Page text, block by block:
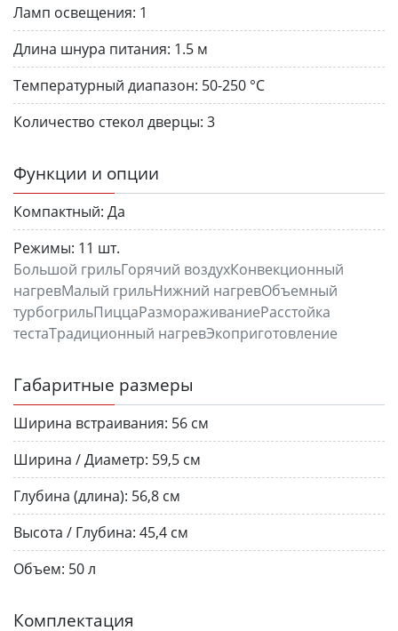
Ламп освещения: 1
Длина шнура питания: 1.5 м
Температурный диапазон: 50-250 °C
Количество стекол дверцы: 3
Функции и опции
Компактный: Да
Режимы: 11 шт.
Большой грильГорячий воздухКонвекционный
нагревМалый грильНижний нагревОбъемный
турбогрильПиццаРазмораживаниеРасстойка
тестаТрадиционный нагревЭкоприготовление
Габаритные размеры
Ширина встраивания: 56 см
Ширина / Диаметр: 59,5 см
Глубина (длина): 56,8 см
Высота / Глубина: 45,4 см
Объем: 50 л
Комплектация